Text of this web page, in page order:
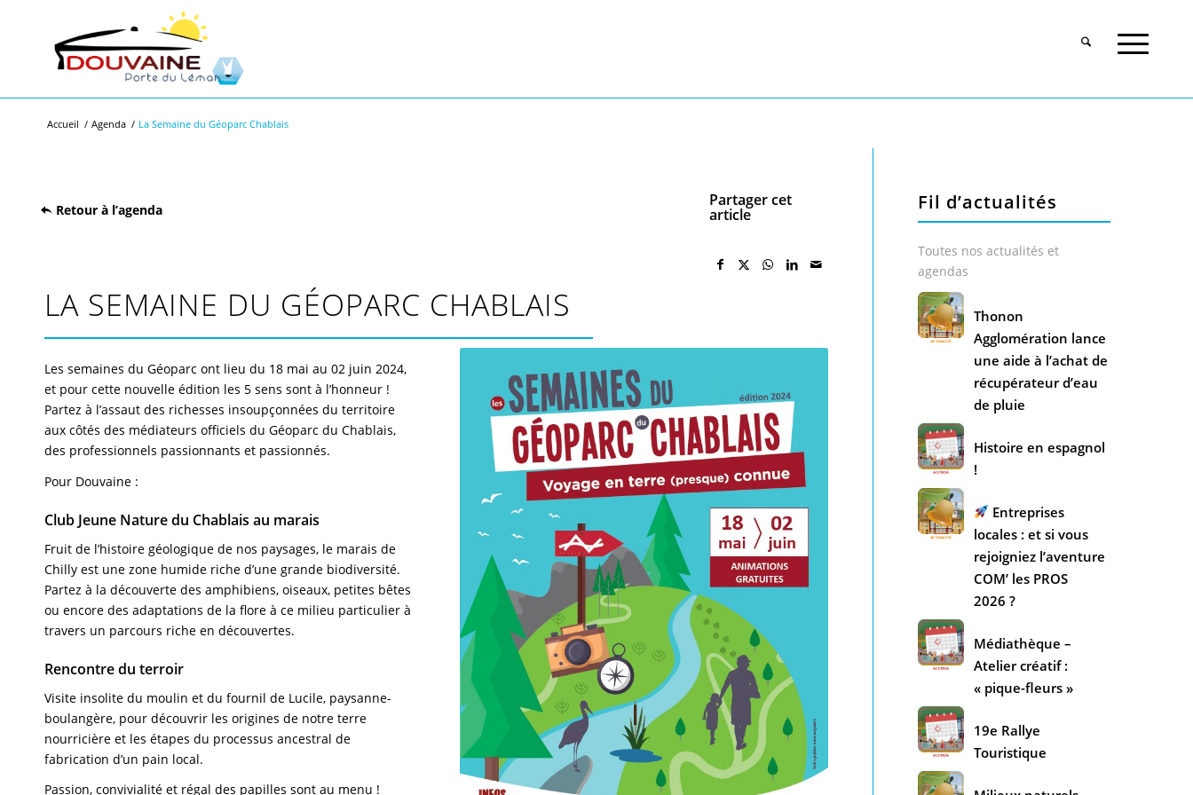
Accueil / Agenda / La Semaine du Géoparc Chablais
Retour à l’agenda
Partager cet
article
LA SEMAINE DU GÉOPARC CHABLAIS
Les semaines du Géoparc ont lieu du 18 mai au 02 juin 2024,
et pour cette nouvelle édition les 5 sens sont à l’honneur !
Partez à l’assaut des richesses insoupçonnées du territoire
aux côtés des médiateurs officiels du Géoparc du Chablais,
des professionnels passionnants et passionnés.
Pour Douvaine :
Club Jeune Nature du Chablais au marais
Fruit de l’histoire géologique de nos paysages, le marais de
Chilly est une zone humide riche d’une grande biodiversité.
Partez à la découverte des amphibiens, oiseaux, petites bêtes
ou encore des adaptations de la flore à ce milieu particulier à
travers un parcours riche en découvertes.
Rencontre du terroir
Visite insolite du moulin et du fournil de Lucile, paysanne-
boulangère, pour découvrir les origines de notre terre
nourricière et les étapes du processus ancestral de
fabrication d’un pain local.
Passion, convivialité et régal des papilles sont au menu !
Fil d’actualités
Toutes nos actualités et
agendas
Thonon
Agglomération lance
une aide à l’achat de
récupérateur d’eau
de pluie
Histoire en espagnol
!
Entreprises
locales : et si vous
rejoigniez l’aventure
COM’ les PROS
2026 ?
Médiathèque –
Atelier créatif :
« pique-fleurs »
19e Rallye
Touristique